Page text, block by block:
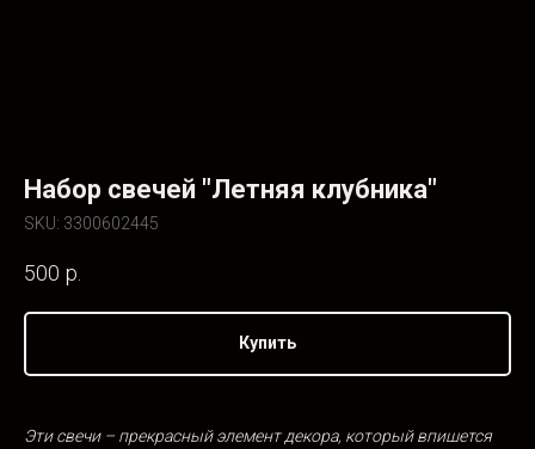
Набор свечей "Летняя клубника"
SKU: 3300602445
500 р.
Купить
Эти свечи – прекрасный элемент декора, который впишется